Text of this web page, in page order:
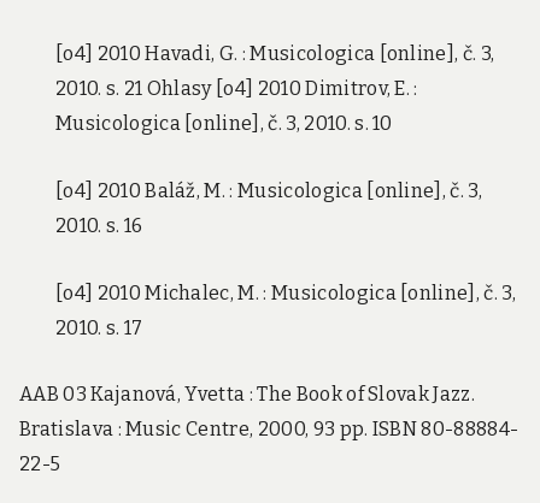
[o4] 2010 Havadi, G. : Musicologica [online], č. 3,
2010. s. 21 Ohlasy [o4] 2010 Dimitrov, E. :
Musicologica [online], č. 3, 2010. s. 10
[o4] 2010 Baláž, M. : Musicologica [online], č. 3,
2010. s. 16
[o4] 2010 Michalec, M. : Musicologica [online], č. 3,
2010. s. 17
AAB 03 Kajanová, Yvetta : The Book of Slovak Jazz.
Bratislava : Music Centre, 2000, 93 pp. ISBN 80-88884-
22-5